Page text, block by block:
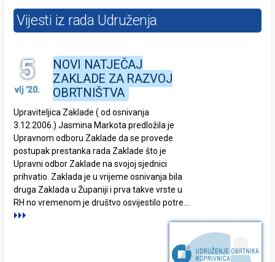
Vijesti iz rada Udruženja
5
vlj '20.
NOVI NATJEČAJ
ZAKLADE ZA RAZVOJ
OBRTNIŠTVA
Upraviteljica Zaklade ( od osnivanja
3.12.2006.) Jasmina Markota predložila je
Upravnom odboru Zaklade da se provede
postupak prestanka rada Zaklade što je
Upravni odbor Zaklade na svojoj sjednici
prihvatio. Zaklada je u vrijeme osnivanja bila
druga Zaklada u Županiji i prva takve vrste u
RH no vremenom je društvo osvijestilo potre...